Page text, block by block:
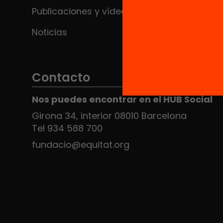
Publicaciones y vídeos
Noticias
Contacto
Nos puedes encontrar en el HUB Social
Girona 34, interior 08010 Barcelona
Tel 934 588 700
fundacio@equitat.org